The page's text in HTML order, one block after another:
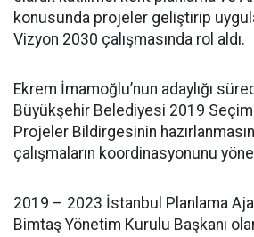
konusunda projeler geliştirip
Vizyon 2030 çalışmasında rol aldı.
Ekrem İmamoğlu’nun adaylığı
Büyükşehir Belediyesi 2019
Projeler Bildirgesinin
çalışmaların koordinasyonunu
2019 – 2023 İstanbul Planlama
Bimtaş Yönetim Kurulu Başkanı